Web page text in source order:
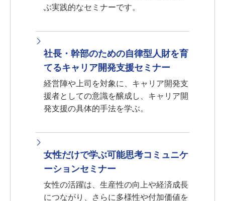
ぶ実践的なセミナーです。
社長・幹部のための自律型人財を育
てるキャリア開発支援セミナー
経営陣や上司を対象に、キャリア開発支
援者としての意識を醸成し、キャリア開
発支援の具体的手法を学ぶ。
女性だけで学ぶ可能思考コミュニケ
ーションセミナー
女性の活躍は、生産性の向上や経済成長
につながり、さらに多様性や付加価値を